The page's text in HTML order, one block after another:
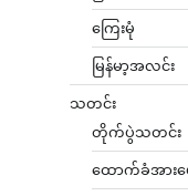
ကြေးမုံ
မြန်မာ့အလင်း
သတင်း
တိုက်ပွဲသတင်း
ထောက်ခံအားပ